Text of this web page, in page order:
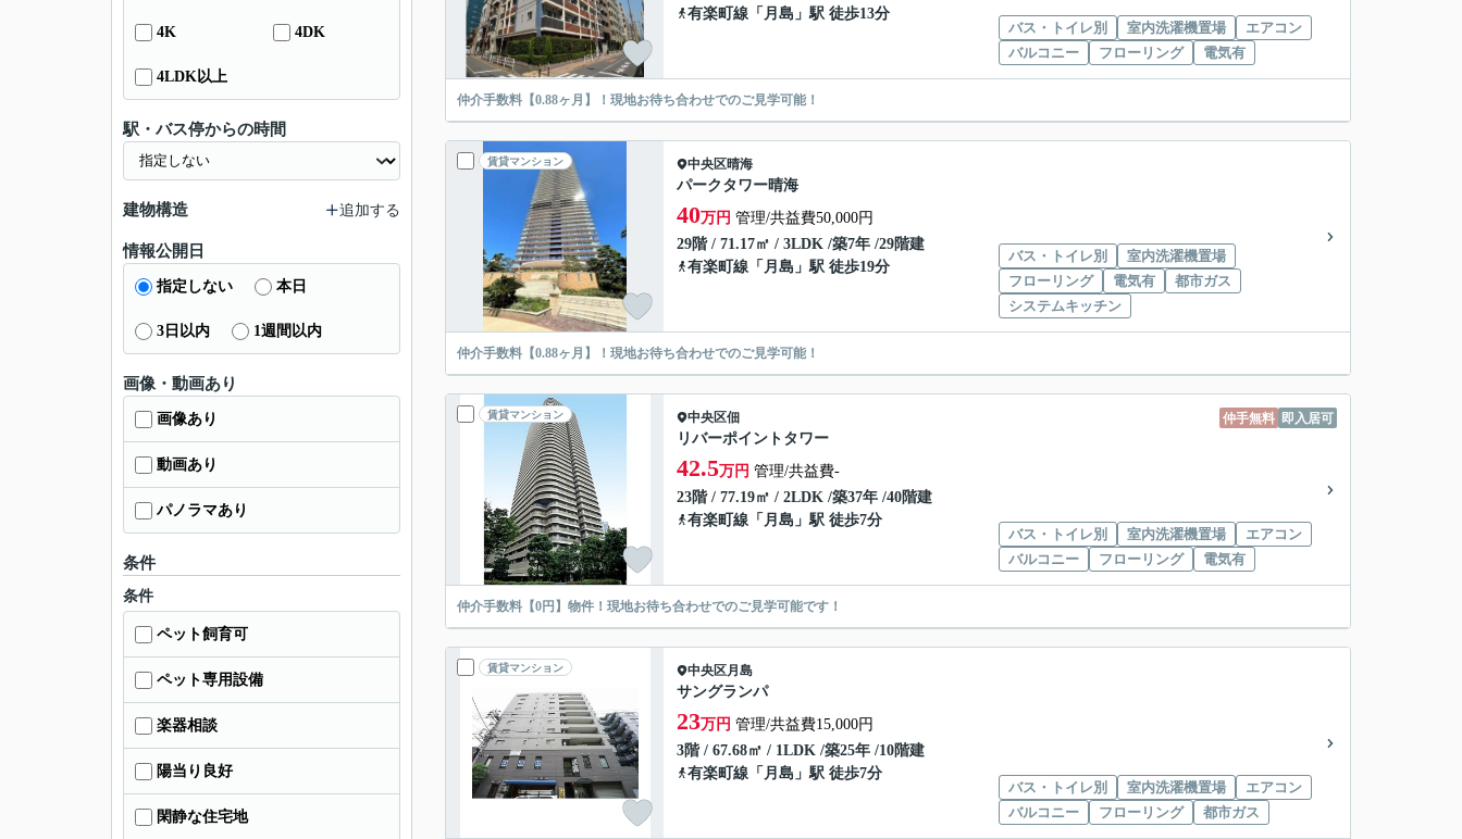
有楽町線 「 月島 」駅 徒歩13分
バス・トイレ別
室内洗濯機置場
エアコン
バルコニー
フローリング 電気有
仲介手数料【0.88ヶ月】！現地お待ち合わせでのご見学可能！
賃貸マンション 中央区晴海
パークタワー晴海
40万円 管理/共益費50,000円
29階 / 71.17㎡ / 3LDK /築7年 /29階建
有楽町線 「 月島 」駅 徒歩19分
バス・トイレ別
室内洗濯機置場
フローリング
電気有
都市ガス
システムキッチン
仲介手数料【0.88ヶ月】！現地お待ち合わせでのご見学可能！
賃貸マンション 仲手無料 即入居可
中央区佃
リバーポイントタワー
42.5万円 管理/共益費-
23階 / 77.19㎡ / 2LDK /築37年 /40階建
有楽町線 「 月島 」駅 徒歩7分
バス・トイレ別
室内洗濯機置場
エアコン
バルコニー
フローリング 電気有
仲介手数料【0円】物件！現地お待ち合わせでのご見学可能です！
賃貸マンション 中央区月島
サングランパ
23万円 管理/共益費15,000円
3階 / 67.68㎡ / 1LDK /築25年 /10階建
有楽町線 「 月島 」駅 徒歩7分
バス・トイレ別
室内洗濯機置場
エアコン
バルコニー
フローリング 都市ガス
4K 4DK
4LDK以上
駅・バス停からの時間
建物構造 追加する
情報公開日
指定しない 本日
3日以内 1週間以内
画像・動画あり
画像あり
動画あり
パノラマあり
条件
条件
ペット飼育可
ペット専用設備
楽器相談
陽当り良好
閑静な住宅地